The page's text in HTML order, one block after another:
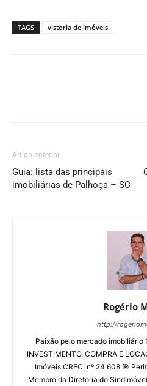
TAGS vistoria de imóveis
Artigo anterior
Guia: lista das principais
imobiliárias de Palhoça – SC
Rogério
http://
Paixão pelo mercado
INVESTIMENTO, COMPRA E
Imóveis CRECI nº 24.608 🎯
Membro da Diretoria do